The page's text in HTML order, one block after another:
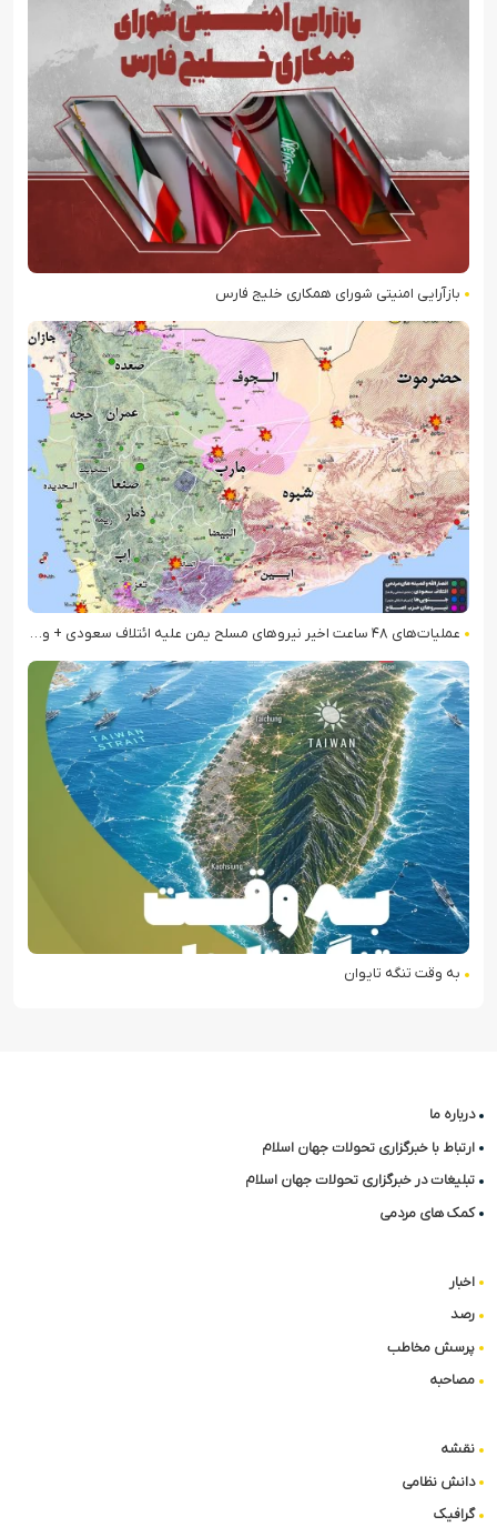
بازآرایی امنیتی شورای همکاری خلیج فارس
عملیات‌های ۴۸ ساعت اخیر نیروهای مسلح یمن علیه ائتلاف سعودی + ویدیو
به وقت تنگه تایوان
درباره ما
ارتباط با خبرگزاری تحولات جهان اسلام
تبلیغات در خبرگزاری تحولات جهان اسلام
کمک های مردمی
اخبار
رصد
پرسش مخاطب
مصاحبه
نقشه
دانش نظامی
گرافیک